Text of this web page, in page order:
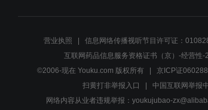
营业执照 信息网络传播视听节目许可证：
互联网药品信息服务资格证书（京）-经营性-
©2006-现在 Youku.com 版权所有
京ICP证
扫黄打非举报入口
中国互联网举报
网络内容从业者违规举报：youkujubao-